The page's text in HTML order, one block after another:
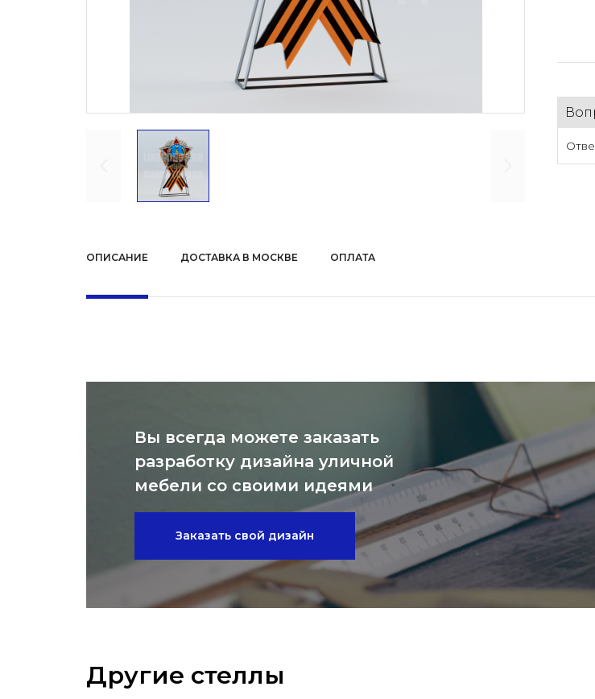
ОПИСАНИЕ ДОСТАВКА В МОСКВЕ ОПЛАТА
Вы всегда можете заказать
разработку дизайна уличной
мебели со своими идеями
Заказать свой дизайн
Другие стеллы